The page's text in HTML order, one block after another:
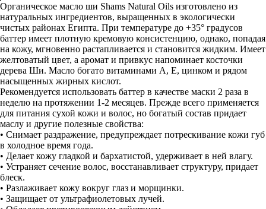
Органическое масло ши Shams Natural Oils изготовлено из
натуральных ингредиентов, выращенных в экологически
чистых районах Египта. При температуре до +35° градусов
баттер имеет плотную кремовую консистенцию, однако, попадая
на кожу, мгновенно растапливается и становится жидким. Имеет
желтоватый цвет, а аромат и привкус напоминает косточки
дерева Ши. Масло богато витаминами А, Е, цинком и рядом
насыщенных жирных кислот.
Рекомендуется использовать баттер в качестве маски 2 раза в
неделю на протяжении 1-2 месяцев. Прежде всего применяется
для питания сухой кожи и волос, но богатый состав придает
маслу и другие полезные свойства:
• Снимает раздражение, предупреждает потрескивание кожи губ
в холодное время года.
• Делает кожу гладкой и бархатистой, удерживает в ней влагу.
• Устраняет сечение волос, восстанавливает структуру, придает
блеск.
• Разлаживает кожу вокруг глаз и морщинки.
• Защищает от ультрафиолетовых лучей.